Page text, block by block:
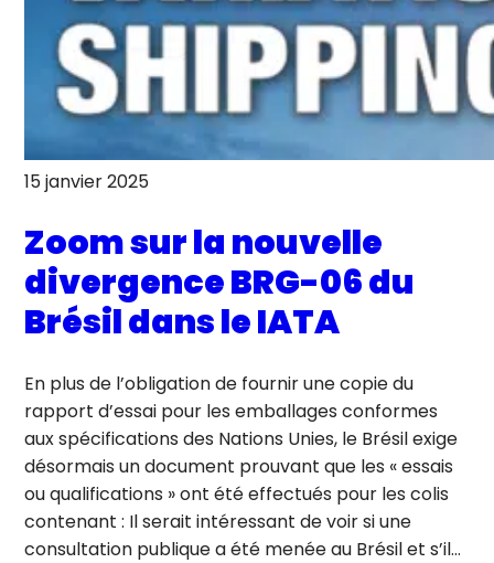
15 janvier 2025
Zoom sur la nouvelle
divergence BRG-06 du
Brésil dans le IATA
En plus de l’obligation de fournir une copie du
rapport d’essai pour les emballages conformes
aux spécifications des Nations Unies, le Brésil exige
désormais un document prouvant que les « essais
ou qualifications » ont été effectués pour les colis
contenant : Il serait intéressant de voir si une
consultation publique a été menée au Brésil et s’il…